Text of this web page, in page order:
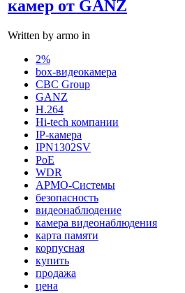
камер от GANZ
Written by armo in
2%
box-видеокамера
CBC Group
GANZ
H.264
Hi-tech компании
IP-камера
IPN1302SV
PoE
WDR
АРМО-Системы
безопасность
видеонаблюдение
камера видеонаблюдения
карта памяти
корпусная
купить
продажа
цена